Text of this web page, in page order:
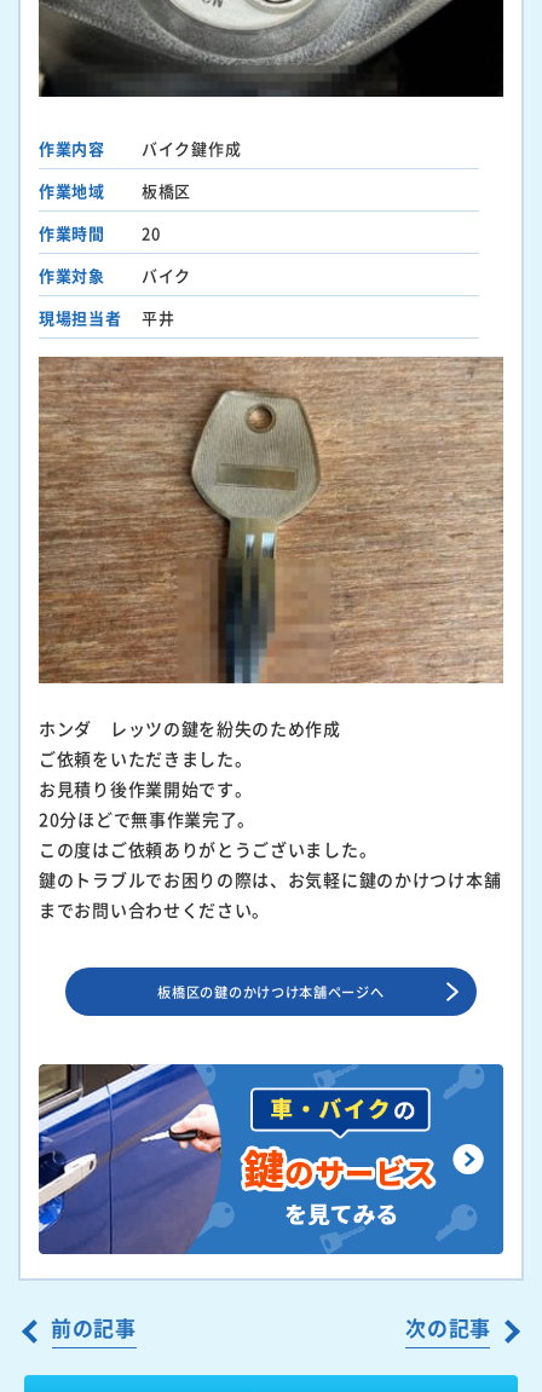
作業内容
バイク鍵作成
作業地域
板橋区
作業時間
20
作業対象
バイク
現場担当者
平井
ホンダ レッツの鍵を紛失のため作成
ご依頼をいただきました。
お見積り後作業開始です。
20分ほどで無事作業完了。
この度はご依頼ありがとうございました。
鍵のトラブルでお困りの際は、お気軽に鍵のかけつけ本舗
までお問い合わせください。
板橋区の鍵のかけつけ本舗ページへ
前の記事 次の記事